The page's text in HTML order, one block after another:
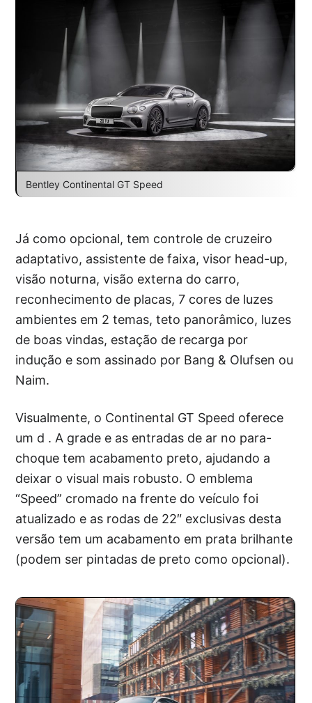
Bentley Continental GT Speed
Já como opcional, tem controle de cruzeiro
adaptativo, assistente de faixa, visor head-up,
visão noturna, visão externa do carro,
reconhecimento de placas, 7 cores de luzes
ambientes em 2 temas, teto panorâmico, luzes
de boas vindas, estação de recarga por
indução e som assinado por Bang & Olufsen ou
Naim.
Visualmente, o Continental GT Speed oferece
um d . A grade e as entradas de ar no para-
choque tem acabamento preto, ajudando a
deixar o visual mais robusto. O emblema
“Speed” cromado na frente do veículo foi
atualizado e as rodas de 22″ exclusivas desta
versão tem um acabamento em prata brilhante
(podem ser pintadas de preto como opcional).